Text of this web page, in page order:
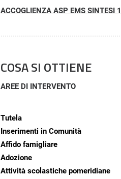
ACCOGLIENZA ASP EMS SINTESI
COSA SI OTTIENE
AREE DI INTERVENTO
Tutela
Inserimenti in Comunità
Affido famigliare
Adozione
Attività scolastiche pomeridiane